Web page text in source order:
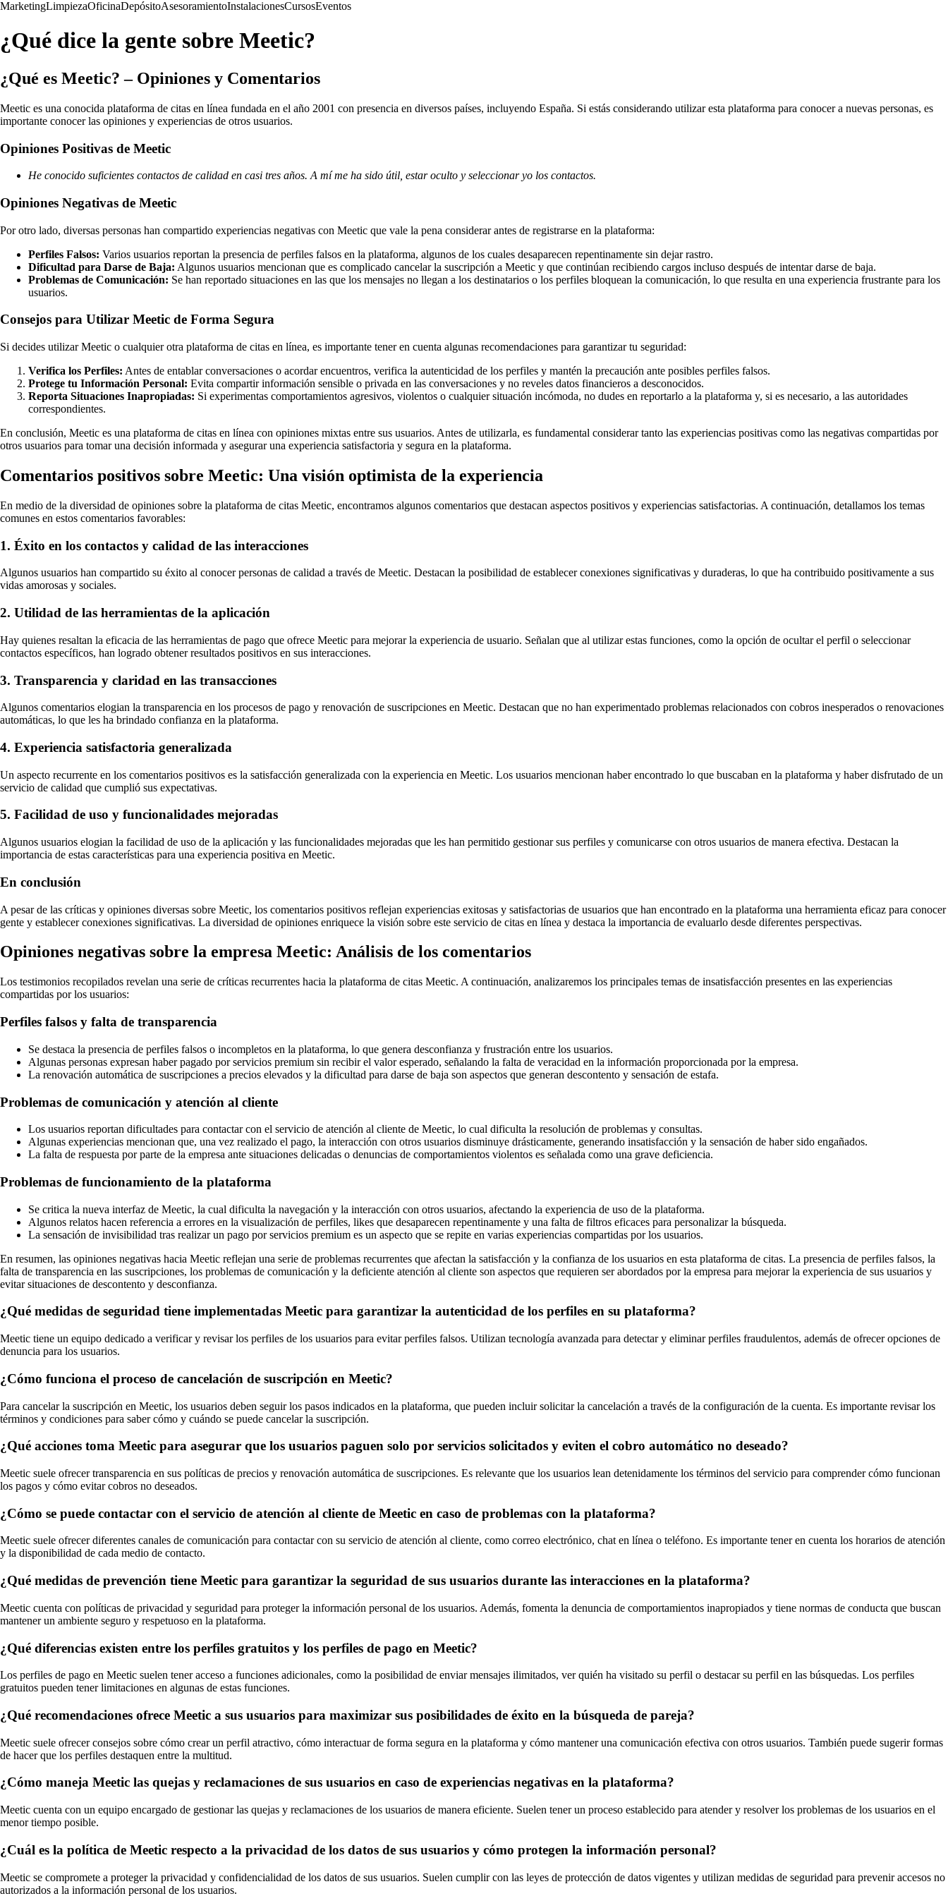
MarketingLimpiezaOficinaDepósitoAsesoramientoInstalacionesCursosEventos
¿Qué dice la gente sobre Meetic?
¿Qué es Meetic? – Opiniones y Comentarios
Meetic es una conocida plataforma de citas en línea fundada en el año 2001 con presencia en diversos países, incluyendo España. Si estás considerando utilizar esta plataforma para conocer a nuevas personas, es
importante conocer las opiniones y experiencias de otros usuarios.
Opiniones Positivas de Meetic
He conocido suficientes contactos de calidad en casi tres años. A mí me ha sido útil, estar oculto y seleccionar yo los contactos.
Opiniones Negativas de Meetic
Por otro lado, diversas personas han compartido experiencias negativas con Meetic que vale la pena considerar antes de registrarse en la plataforma:
Perfiles Falsos: Varios usuarios reportan la presencia de perfiles falsos en la plataforma, algunos de los cuales desaparecen repentinamente sin dejar rastro.
Dificultad para Darse de Baja: Algunos usuarios mencionan que es complicado cancelar la suscripción a Meetic y que continúan recibiendo cargos incluso después de intentar darse de baja.
Problemas de Comunicación: Se han reportado situaciones en las que los mensajes no llegan a los destinatarios o los perfiles bloquean la comunicación, lo que resulta en una experiencia frustrante para los
usuarios.
Consejos para Utilizar Meetic de Forma Segura
Si decides utilizar Meetic o cualquier otra plataforma de citas en línea, es importante tener en cuenta algunas recomendaciones para garantizar tu seguridad:
Verifica los Perfiles: Antes de entablar conversaciones o acordar encuentros, verifica la autenticidad de los perfiles y mantén la precaución ante posibles perfiles falsos.
Protege tu Información Personal: Evita compartir información sensible o privada en las conversaciones y no reveles datos financieros a desconocidos.
Reporta Situaciones Inapropiadas: Si experimentas comportamientos agresivos, violentos o cualquier situación incómoda, no dudes en reportarlo a la plataforma y, si es necesario, a las autoridades
correspondientes.
En conclusión, Meetic es una plataforma de citas en línea con opiniones mixtas entre sus usuarios. Antes de utilizarla, es fundamental considerar tanto las experiencias positivas como las negativas compartidas por
otros usuarios para tomar una decisión informada y asegurar una experiencia satisfactoria y segura en la plataforma.
Comentarios positivos sobre Meetic: Una visión optimista de la experiencia
En medio de la diversidad de opiniones sobre la plataforma de citas Meetic, encontramos algunos comentarios que destacan aspectos positivos y experiencias satisfactorias. A continuación, detallamos los temas
comunes en estos comentarios favorables:
1. Éxito en los contactos y calidad de las interacciones
Algunos usuarios han compartido su éxito al conocer personas de calidad a través de Meetic. Destacan la posibilidad de establecer conexiones significativas y duraderas, lo que ha contribuido positivamente a sus
vidas amorosas y sociales.
2. Utilidad de las herramientas de la aplicación
Hay quienes resaltan la eficacia de las herramientas de pago que ofrece Meetic para mejorar la experiencia de usuario. Señalan que al utilizar estas funciones, como la opción de ocultar el perfil o seleccionar
contactos específicos, han logrado obtener resultados positivos en sus interacciones.
3. Transparencia y claridad en las transacciones
Algunos comentarios elogian la transparencia en los procesos de pago y renovación de suscripciones en Meetic. Destacan que no han experimentado problemas relacionados con cobros inesperados o renovaciones
automáticas, lo que les ha brindado confianza en la plataforma.
4. Experiencia satisfactoria generalizada
Un aspecto recurrente en los comentarios positivos es la satisfacción generalizada con la experiencia en Meetic. Los usuarios mencionan haber encontrado lo que buscaban en la plataforma y haber disfrutado de un
servicio de calidad que cumplió sus expectativas.
5. Facilidad de uso y funcionalidades mejoradas
Algunos usuarios elogian la facilidad de uso de la aplicación y las funcionalidades mejoradas que les han permitido gestionar sus perfiles y comunicarse con otros usuarios de manera efectiva. Destacan la
importancia de estas características para una experiencia positiva en Meetic.
En conclusión
A pesar de las críticas y opiniones diversas sobre Meetic, los comentarios positivos reflejan experiencias exitosas y satisfactorias de usuarios que han encontrado en la plataforma una herramienta eficaz para conocer
gente y establecer conexiones significativas. La diversidad de opiniones enriquece la visión sobre este servicio de citas en línea y destaca la importancia de evaluarlo desde diferentes perspectivas.
Opiniones negativas sobre la empresa Meetic: Análisis de los comentarios
Los testimonios recopilados revelan una serie de críticas recurrentes hacia la plataforma de citas Meetic. A continuación, analizaremos los principales temas de insatisfacción presentes en las experiencias
compartidas por los usuarios:
Perfiles falsos y falta de transparencia
Se destaca la presencia de perfiles falsos o incompletos en la plataforma, lo que genera desconfianza y frustración entre los usuarios.
Algunas personas expresan haber pagado por servicios premium sin recibir el valor esperado, señalando la falta de veracidad en la información proporcionada por la empresa.
La renovación automática de suscripciones a precios elevados y la dificultad para darse de baja son aspectos que generan descontento y sensación de estafa.
Problemas de comunicación y atención al cliente
Los usuarios reportan dificultades para contactar con el servicio de atención al cliente de Meetic, lo cual dificulta la resolución de problemas y consultas.
Algunas experiencias mencionan que, una vez realizado el pago, la interacción con otros usuarios disminuye drásticamente, generando insatisfacción y la sensación de haber sido engañados.
La falta de respuesta por parte de la empresa ante situaciones delicadas o denuncias de comportamientos violentos es señalada como una grave deficiencia.
Problemas de funcionamiento de la plataforma
Se critica la nueva interfaz de Meetic, la cual dificulta la navegación y la interacción con otros usuarios, afectando la experiencia de uso de la plataforma.
Algunos relatos hacen referencia a errores en la visualización de perfiles, likes que desaparecen repentinamente y una falta de filtros eficaces para personalizar la búsqueda.
La sensación de invisibilidad tras realizar un pago por servicios premium es un aspecto que se repite en varias experiencias compartidas por los usuarios.
En resumen, las opiniones negativas hacia Meetic reflejan una serie de problemas recurrentes que afectan la satisfacción y la confianza de los usuarios en esta plataforma de citas. La presencia de perfiles falsos, la
falta de transparencia en las suscripciones, los problemas de comunicación y la deficiente atención al cliente son aspectos que requieren ser abordados por la empresa para mejorar la experiencia de sus usuarios y
evitar situaciones de descontento y desconfianza.
¿Qué medidas de seguridad tiene implementadas Meetic para garantizar la autenticidad de los perfiles en su plataforma?
Meetic tiene un equipo dedicado a verificar y revisar los perfiles de los usuarios para evitar perfiles falsos. Utilizan tecnología avanzada para detectar y eliminar perfiles fraudulentos, además de ofrecer opciones de
denuncia para los usuarios.
¿Cómo funciona el proceso de cancelación de suscripción en Meetic?
Para cancelar la suscripción en Meetic, los usuarios deben seguir los pasos indicados en la plataforma, que pueden incluir solicitar la cancelación a través de la configuración de la cuenta. Es importante revisar los
términos y condiciones para saber cómo y cuándo se puede cancelar la suscripción.
¿Qué acciones toma Meetic para asegurar que los usuarios paguen solo por servicios solicitados y eviten el cobro automático no deseado?
Meetic suele ofrecer transparencia en sus políticas de precios y renovación automática de suscripciones. Es relevante que los usuarios lean detenidamente los términos del servicio para comprender cómo funcionan
los pagos y cómo evitar cobros no deseados.
¿Cómo se puede contactar con el servicio de atención al cliente de Meetic en caso de problemas con la plataforma?
Meetic suele ofrecer diferentes canales de comunicación para contactar con su servicio de atención al cliente, como correo electrónico, chat en línea o teléfono. Es importante tener en cuenta los horarios de atención
y la disponibilidad de cada medio de contacto.
¿Qué medidas de prevención tiene Meetic para garantizar la seguridad de sus usuarios durante las interacciones en la plataforma?
Meetic cuenta con políticas de privacidad y seguridad para proteger la información personal de los usuarios. Además, fomenta la denuncia de comportamientos inapropiados y tiene normas de conducta que buscan
mantener un ambiente seguro y respetuoso en la plataforma.
¿Qué diferencias existen entre los perfiles gratuitos y los perfiles de pago en Meetic?
Los perfiles de pago en Meetic suelen tener acceso a funciones adicionales, como la posibilidad de enviar mensajes ilimitados, ver quién ha visitado su perfil o destacar su perfil en las búsquedas. Los perfiles
gratuitos pueden tener limitaciones en algunas de estas funciones.
¿Qué recomendaciones ofrece Meetic a sus usuarios para maximizar sus posibilidades de éxito en la búsqueda de pareja?
Meetic suele ofrecer consejos sobre cómo crear un perfil atractivo, cómo interactuar de forma segura en la plataforma y cómo mantener una comunicación efectiva con otros usuarios. También puede sugerir formas
de hacer que los perfiles destaquen entre la multitud.
¿Cómo maneja Meetic las quejas y reclamaciones de sus usuarios en caso de experiencias negativas en la plataforma?
Meetic cuenta con un equipo encargado de gestionar las quejas y reclamaciones de los usuarios de manera eficiente. Suelen tener un proceso establecido para atender y resolver los problemas de los usuarios en el
menor tiempo posible.
¿Cuál es la política de Meetic respecto a la privacidad de los datos de sus usuarios y cómo protegen la información personal?
Meetic se compromete a proteger la privacidad y confidencialidad de los datos de sus usuarios. Suelen cumplir con las leyes de protección de datos vigentes y utilizan medidas de seguridad para prevenir accesos no
autorizados a la información personal de los usuarios.